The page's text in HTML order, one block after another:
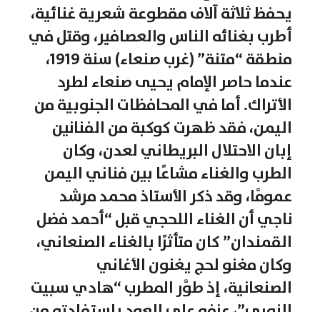
يحفظ ثلاثة آلاف مقطوعة شعرية غنائية،
أطرب بغنائه الناس والعصافير، وقتل في
منطقة “متنة” (غرب صنعاء) سنة 1919،
عندما حاصر الإمام يحيى صنعاء لطرد
الأتراك. أما في المحافظات الجنوبية من
اليمن، فقد ظهرت كوكبة من الفنانين
إبان الاحتلال البريطاني لعدن، وكان
الطرب والغناء مشاعًا بين فناني اليمن
عمومًا، وقد ذكر الأستاذ محمد مرشد
ناجي أن الغناء اللحجي قبل “أحمد فضل
القمندان” كان متأثرًا بالغناء الصنعاني،
وكان مغنو لحج يغنون الأغاني
الصنعانية، إذ طوَّر المطرب “هادي سبيت